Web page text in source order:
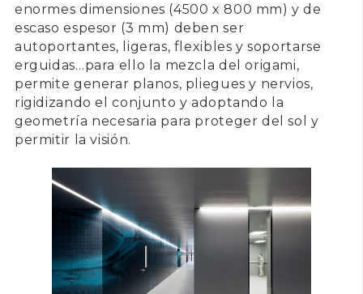
enormes dimensiones (4500 x 800 mm) y de
escaso espesor (3 mm) deben ser
autoportantes, ligeras, flexibles y soportarse
erguidas…para ello la mezcla del origami,
permite generar planos, pliegues y nervios,
rigidizando el conjunto y adoptando la
geometría necesaria para proteger del sol y
permitir la visión.